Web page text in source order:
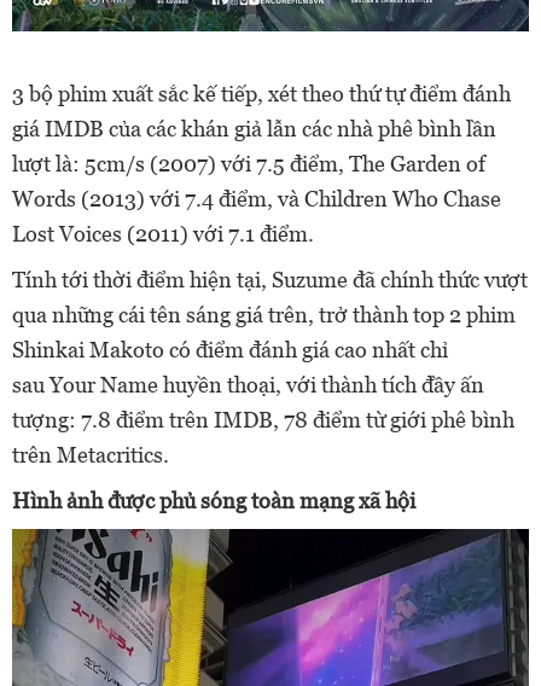
3 bộ phim xuất sắc kế tiếp, xét theo thứ tự điểm đánh
giá IMDB của các khán giả lẫn các nhà phê bình lần
lượt là: 5cm/s (2007) với 7.5 điểm, The Garden of
Words (2013) với 7.4 điểm, và Children Who Chase
Lost Voices (2011) với 7.1 điểm.
Tính tới thời điểm hiện tại, Suzume đã chính thức vượt
qua những cái tên sáng giá trên, trở thành top 2 phim
Shinkai Makoto có điểm đánh giá cao nhất chỉ
sau Your Name huyền thoại, với thành tích đầy ấn
tượng: 7.8 điểm trên IMDB, 78 điểm từ giới phê bình
trên Metacritics.
Hình ảnh được phủ sóng toàn mạng xã hội